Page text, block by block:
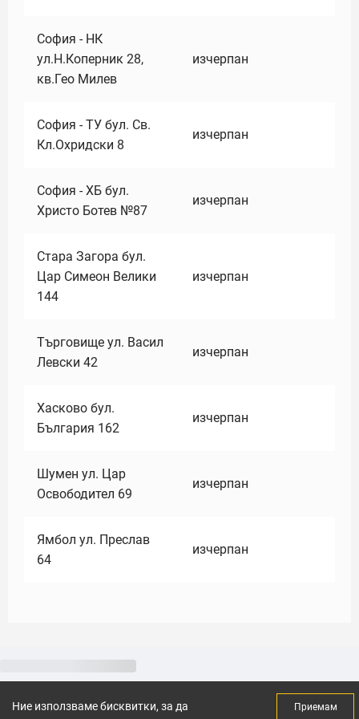
София - НК
ул.Н.Коперник 28,
кв.Гео Милев
изчерпан
София - ТУ бул. Св.
Кл.Охридски 8
изчерпан
София - ХБ бул.
Христо Ботев №87
изчерпан
Стара Загора бул.
Цар Симеон Велики
144
изчерпан
Търговище ул. Васил
Левски 42
изчерпан
Хасково бул.
България 162
изчерпан
Шумен ул. Цар
Освободител 69
изчерпан
Ямбол ул. Преслав
64
изчерпан
Ние използваме бисквитки, за да
Приемам